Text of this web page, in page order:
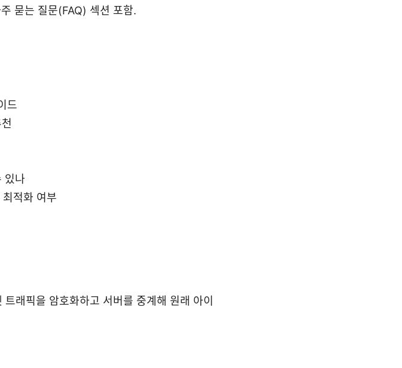
묻는 질문(FAQ) 섹션 포함.
드
있나
적화 여부
래픽을 암호화하고 서버를 중계해 원래 아이